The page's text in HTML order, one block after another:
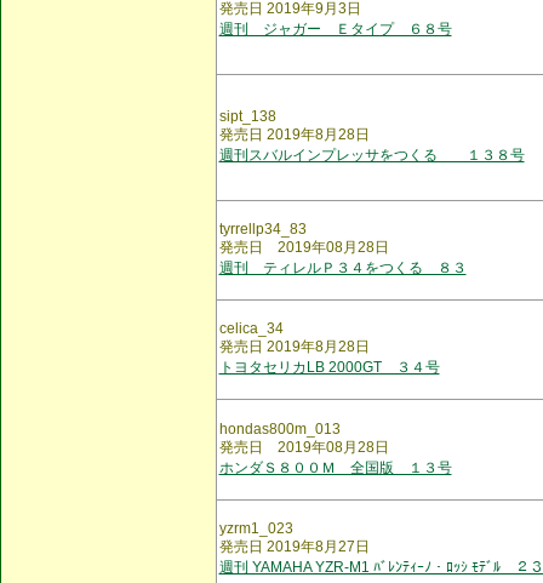
発売日 2019年9月3日
週刊 ジャガー Ｅタイプ ６８号
sipt_138
発売日 2019年8月28日
週刊スバルインプレッサをつくる １３８号
tyrrellp34_83
発売日 2019年08月28日
週刊 ティレルＰ３４をつくる ８３
celica_34
発売日 2019年8月28日
トヨタセリカLB 2000GT ３４号
hondas800m_013
発売日 2019年08月28日
ホンダＳ８００Ｍ 全国版 １３号
yzrm1_023
発売日 2019年8月27日
週刊 YAMAHA YZR-M1 ﾊﾞﾚﾝﾃｨｰﾉ・ﾛｯｼ ﾓﾃﾞﾙ ２３